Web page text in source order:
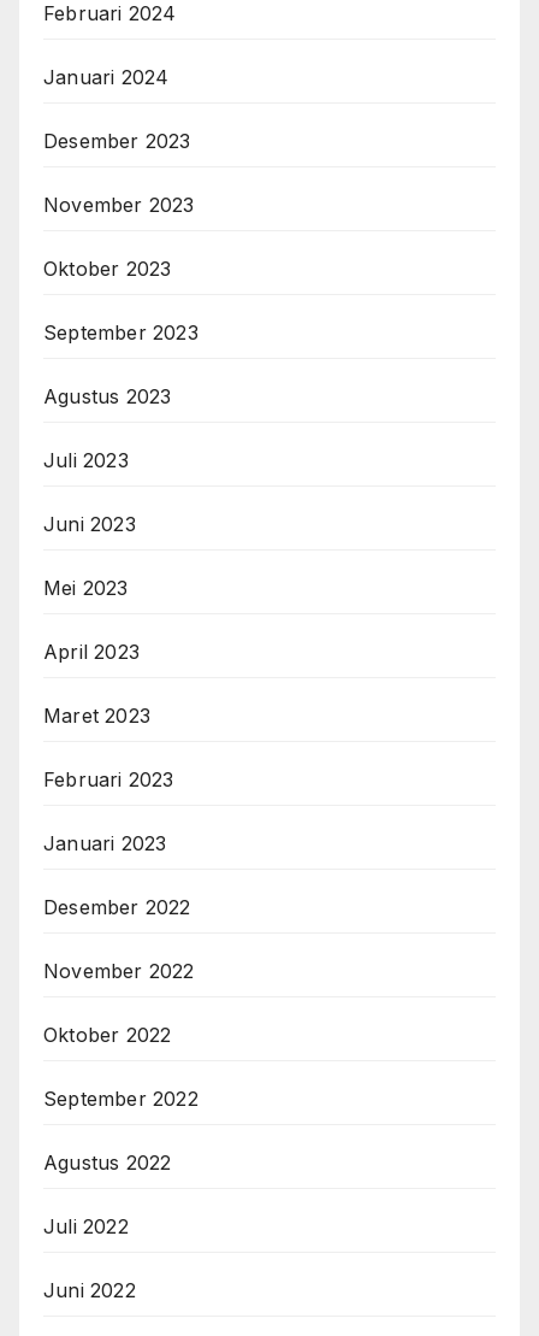
Februari 2024
Januari 2024
Desember 2023
November 2023
Oktober 2023
September 2023
Agustus 2023
Juli 2023
Juni 2023
Mei 2023
April 2023
Maret 2023
Februari 2023
Januari 2023
Desember 2022
November 2022
Oktober 2022
September 2022
Agustus 2022
Juli 2022
Juni 2022